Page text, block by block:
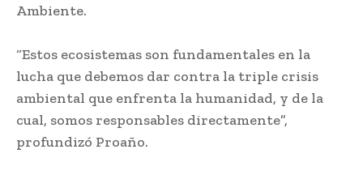
Ambiente.
“Estos ecosistemas son fundamentales en la
lucha que debemos dar contra la triple crisis
ambiental que enfrenta la humanidad, y de la
cual, somos responsables directamente”,
profundizó Proaño.